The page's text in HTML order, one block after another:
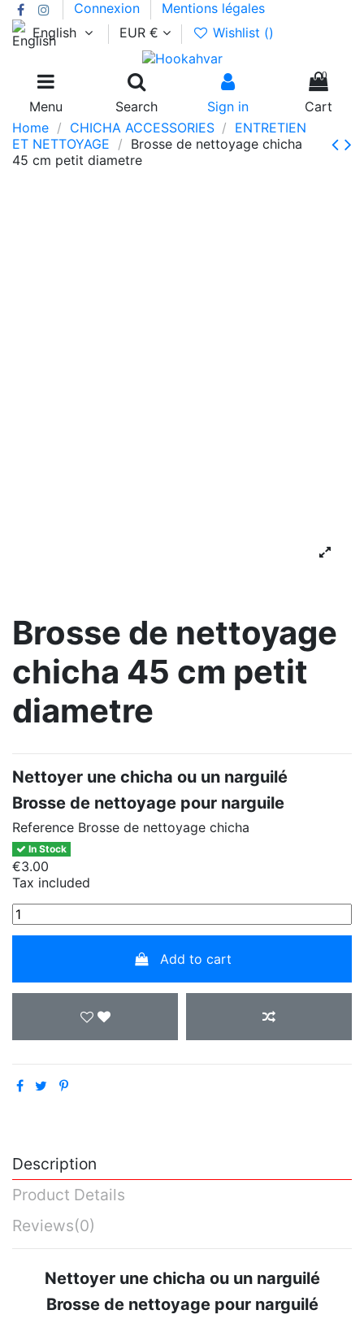
Connexion
Mentions légales
English
EUR € Wishlist ()
Menu Search Sign in
0
Cart
Home
CHICHA ACCESSORIES
ENTRETIEN
ET NETTOYAGE
Brosse de nettoyage chicha
45 cm petit diametre
Brosse de nettoyage
chicha 45 cm petit
diametre
Nettoyer une chicha ou un narguilé
Brosse de nettoyage pour narguile
Reference Brosse de nettoyage chicha
In Stock
€3.00
Tax included
Add to cart
Description
Product Details
Reviews(0)
Nettoyer une chicha ou un narguilé
Brosse de nettoyage pour narguilé